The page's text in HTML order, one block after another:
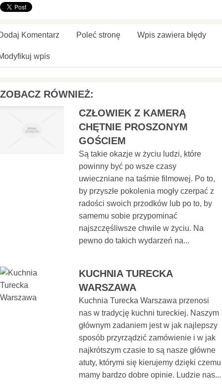
Komentarz Poleć stronę Wpis zawiera błędy
wpis
ZOBACZ RÓWNIEŻ:
CZŁOWIEK Z KAMERĄ
CHĘTNIE PROSZONYM
GOŚCIEM
Są takie okazje w życiu ludzi, które
powinny być po wsze czasy
uwieczniane na taśmie filmowej. Po to,
by przyszłe pokolenia mogły czerpać z
radości swoich przodków lub po to, by
samemu sobie przypominać
najszczęśliwsze chwile w życiu. Na
pewno do takich wydarzeń na...
KUCHNIA TURECKA
WARSZAWA
Kuchnia Turecka Warszawa przenosi
nas w tradycję kuchni tureckiej. Naszym
głównym zadaniem jest w jak najlepszy
sposób przyrządzić zamówienie i w jak
najkrótszym czasie to są nasze główne
atuty, którymi się kierujemy dzięki czemu
mamy bardzo dobre opinie. Ludzie nas...